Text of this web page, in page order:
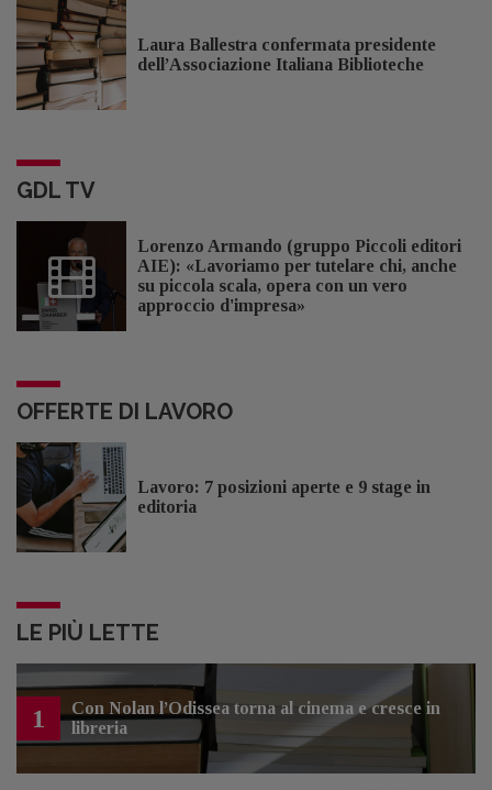
Laura Ballestra confermata presidente
dell’Associazione Italiana Biblioteche
GDL TV
Lorenzo Armando (gruppo Piccoli editori
AIE): «Lavoriamo per tutelare chi, anche
su piccola scala, opera con un vero
approccio d'impresa»
OFFERTE DI LAVORO
Lavoro: 7 posizioni aperte e 9 stage in
editoria
LE PIÙ LETTE
1
Con Nolan l’Odissea torna al cinema e cresce in
libreria